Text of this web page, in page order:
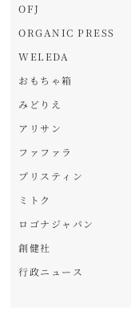
OFJ
ORGANIC PRESS
WELEDA
おもちゃ箱
みどりえ
アリサン
ファファラ
プリスティン
ミトク
ロゴナジャパン
創健社
行政ニュース